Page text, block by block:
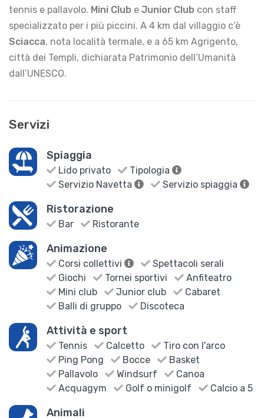
tennis e pallavolo. Mini Club e Junior Club con staff
specializzato per i più piccini. A 4 km dal villaggio c’è
Sciacca, nota località termale, e a 65 km Agrigento,
città dei Templi, dichiarata Patrimonio dell’Umanità
dall’UNESCO.
Servizi
Spiaggia
Lido privato
Tipologia
Servizio Navetta
Servizio spiaggia
Ristorazione
Bar Ristorante
Animazione
Corsi collettivi
Spettacoli serali
Giochi
Tornei sportivi
Anfiteatro
Mini club
Junior club
Cabaret
Balli di gruppo
Discoteca
Attività e sport
Tennis Calcetto
Tiro con l'arco
Ping Pong
Bocce
Basket
Pallavolo
Windsurf
Canoa
Acquagym
Golf o minigolf Calcio a 5
Animali